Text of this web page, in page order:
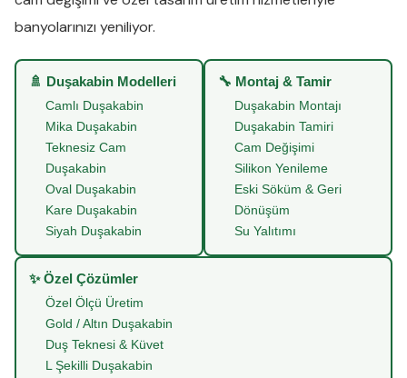
banyolarınızı yeniliyor.
🚿 Duşakabin Modelleri
Camlı Duşakabin
Mika Duşakabin
Teknesiz Cam
Duşakabin
Oval Duşakabin
Kare Duşakabin
Siyah Duşakabin
🔧 Montaj & Tamir
Duşakabin Montajı
Duşakabin Tamiri
Cam Değişimi
Silikon Yenileme
Eski Söküm & Geri
Dönüşüm
Su Yalıtımı
✨ Özel Çözümler
Özel Ölçü Üretim
Gold / Altın Duşakabin
Duş Teknesi & Küvet
L Şekilli Duşakabin